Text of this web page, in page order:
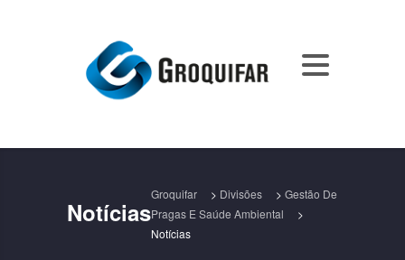
Notícias
Groquifar > Divisões > Gestão De
Pragas E Saúde Ambiental
>
Notícias